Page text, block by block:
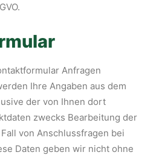
Anfragen
Ihre Angaben aus dem
der von Ihnen dort
zwecks Bearbeitung der
von Anschlussfragen bei
Daten geben wir nicht ohne